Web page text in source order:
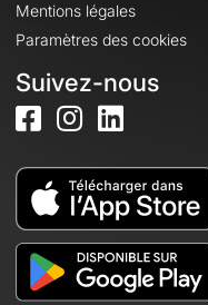
Mentions légales
Paramètres des cookies
Suivez-nous